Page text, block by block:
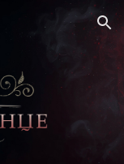
Skip to navigation